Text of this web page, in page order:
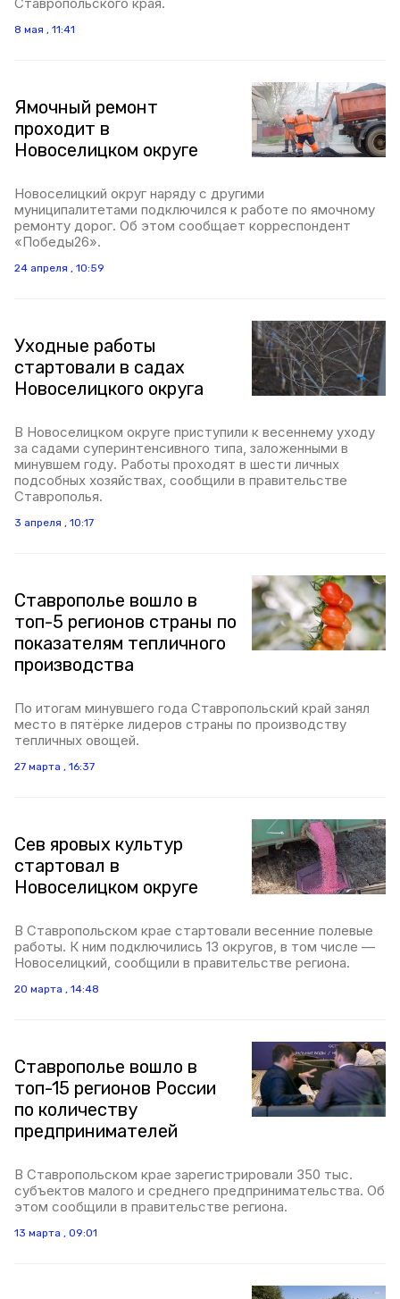
8 мая , 11:41
Ямочный ремонт
проходит в
Новоселицком округе
Новоселицкий округ наряду с другими
муниципалитетами подключился к работе по ямочному
ремонту дорог. Об этом сообщает корреспондент
«Победы26».
24 апреля , 10:59
Уходные работы
стартовали в садах
Новоселицкого округа
В Новоселицком округе приступили к весеннему уходу
за садами суперинтенсивного типа, заложенными в
минувшем году. Работы проходят в шести личных
подсобных хозяйствах, сообщили в правительстве
Ставрополья.
3 апреля , 10:17
Ставрополье вошло в
топ-5 регионов страны по
показателям тепличного
производства
По итогам минувшего года Ставропольский край занял
место в пятёрке лидеров страны по производству
тепличных овощей.
27 марта , 16:37
Сев яровых культур
стартовал в
Новоселицком округе
В Ставропольском крае стартовали весенние полевые
работы. К ним подключились 13 округов, в том числе —
Новоселицкий, сообщили в правительстве региона.
20 марта , 14:48
Ставрополье вошло в
топ-15 регионов России
по количеству
предпринимателей
В Ставропольском крае зарегистрировали 350 тыс.
субъектов малого и среднего предпринимательства. Об
этом сообщили в правительстве региона.
13 марта , 09:01